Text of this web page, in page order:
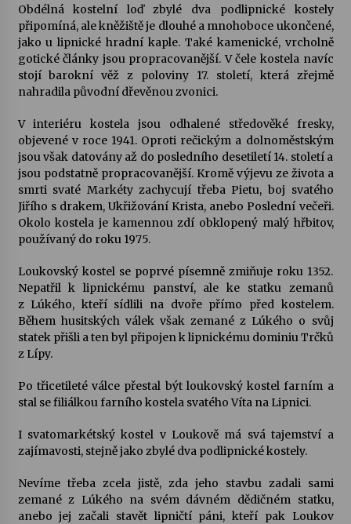
Obdélná kostelní loď zbylé dva podlipnické kostely
připomíná, ale kněžiště je dlouhé a mnohoboce ukončené,
jako u lipnické hradní kaple. Také kamenické, vrcholně
gotické články jsou propracovanější. V čele kostela navíc
stojí barokní věž z poloviny 17. století, která zřejmě
nahradila původní dřevěnou zvonici.
V interiéru kostela jsou odhalené středověké fresky,
objevené v roce 1941. Oproti rečickým a dolnoměstským
jsou však datovány až do posledního desetiletí 14. století a
jsou podstatně propracovanější. Kromě výjevu ze života a
smrti svaté Markéty zachycují třeba Pietu, boj svatého
Jiřího s drakem, Ukřižování Krista, anebo Poslední večeři.
Okolo kostela je kamennou zdí obklopený malý hřbitov,
používaný do roku 1975.
Loukovský kostel se poprvé písemně zmiňuje roku 1352.
Nepatřil k lipnickému panství, ale ke statku zemanů
z Lúkého, kteří sídlili na dvoře přímo před kostelem.
Během husitských válek však zemané z Lúkého o svůj
statek přišli a ten byl připojen k lipnickému dominiu Trčků
z Lípy.
Po třicetileté válce přestal být loukovský kostel farním a
stal se filiálkou farního kostela svatého Víta na Lipnici.
I svatomarkétský kostel v Loukově má svá tajemství a
zajímavosti, stejně jako zbylé dva podlipnické kostely.
Nevíme třeba zcela jistě, zda jeho stavbu zadali sami
zemané z Lúkého na svém dávném dědičném statku,
anebo jej začali stavět lipničtí páni, kteří pak Loukov